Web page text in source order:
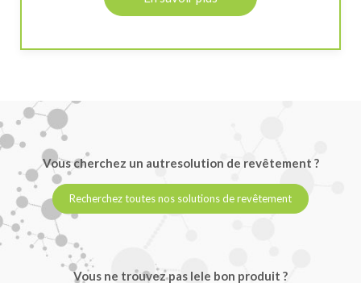
Vous cherchez un autresolution de revêtement ?
Recherchez toutes nos solutions de revêtement
Vous ne trouvez pas lele bon produit ?